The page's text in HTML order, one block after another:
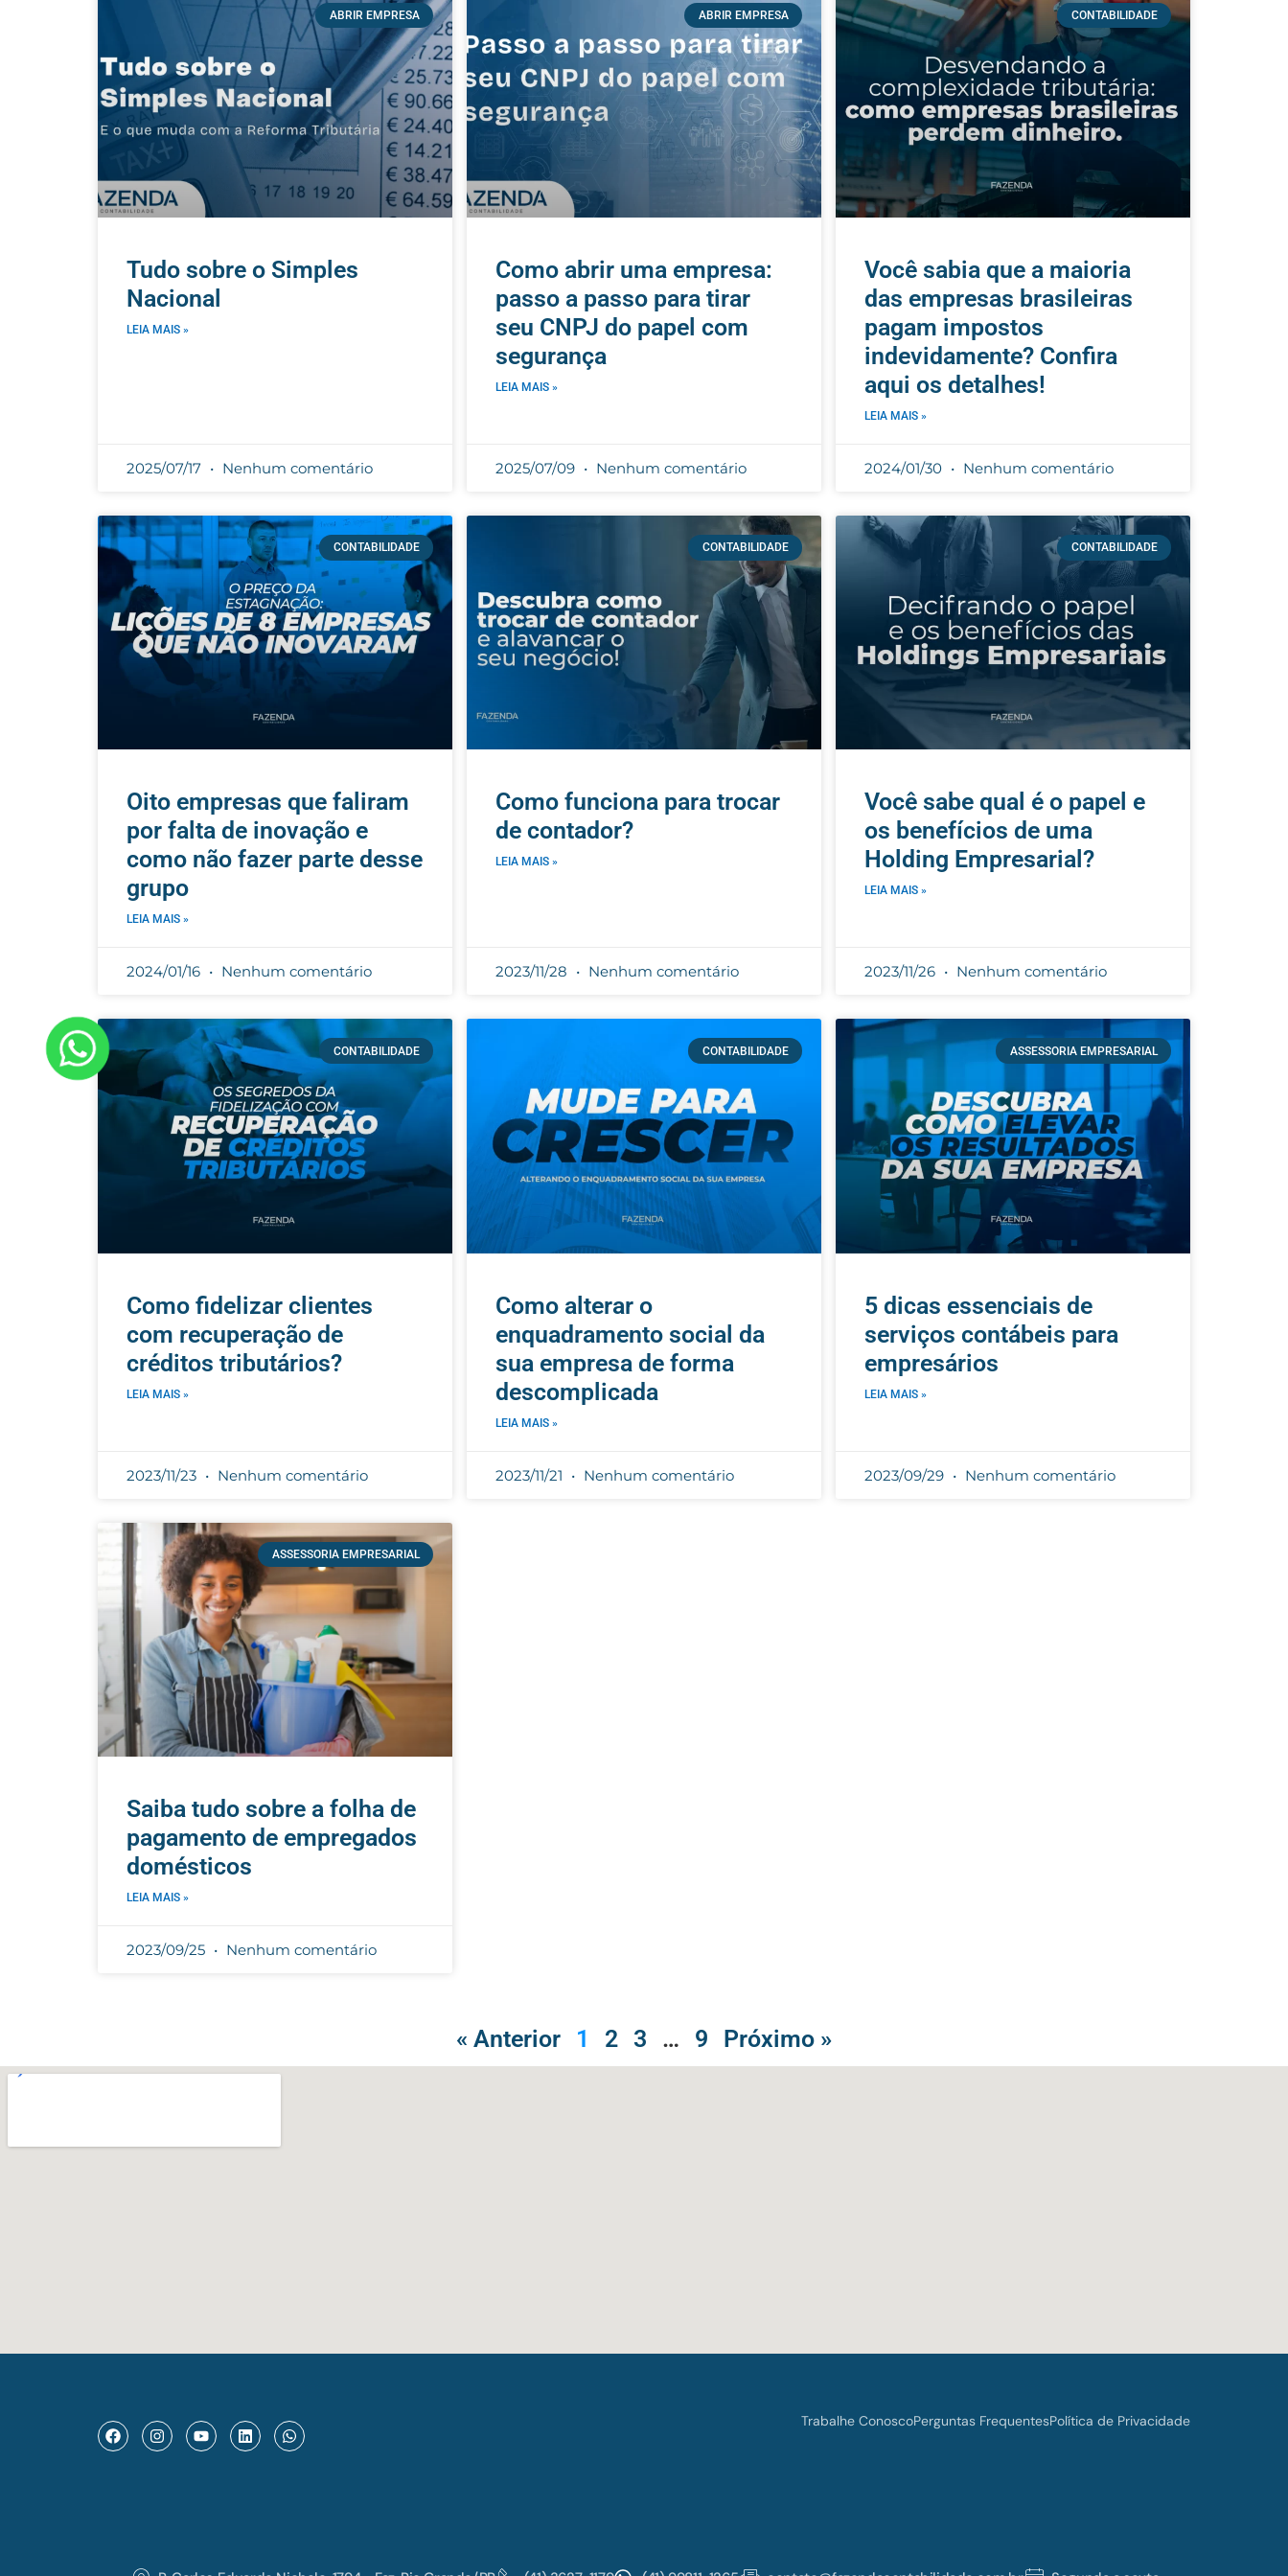
ABRIR EMPRESA
Tudo sobre o Simples
Nacional
LEIA MAIS »
2025/07/17 Nenhum comentário
ABRIR EMPRESA
Como abrir uma empresa:
passo a passo para tirar
seu CNPJ do papel com
segurança
LEIA MAIS »
2025/07/09 Nenhum comentário
CONTABILIDADE
Você sabia que a maioria
das empresas brasileiras
pagam impostos
indevidamente? Confira
aqui os detalhes!
LEIA MAIS »
2024/01/30 Nenhum comentário
CONTABILIDADE
Oito empresas que faliram
por falta de inovação e
como não fazer parte desse
grupo
LEIA MAIS »
2024/01/16 Nenhum comentário
CONTABILIDADE
Como funciona para trocar
de contador?
LEIA MAIS »
2023/11/28 Nenhum comentário
CONTABILIDADE
Você sabe qual é o papel e
os benefícios de uma
Holding Empresarial?
LEIA MAIS »
2023/11/26 Nenhum comentário
CONTABILIDADE
Como fidelizar clientes
com recuperação de
créditos tributários?
LEIA MAIS »
2023/11/23 Nenhum comentário
CONTABILIDADE
Como alterar o
enquadramento social da
sua empresa de forma
descomplicada
LEIA MAIS »
2023/11/21 Nenhum comentário
ASSESSORIA EMPRESARIAL
5 dicas essenciais de
serviços contábeis para
empresários
LEIA MAIS »
2023/09/29 Nenhum comentário
ASSESSORIA EMPRESARIAL
Saiba tudo sobre a folha de
pagamento de empregados
domésticos
LEIA MAIS »
2023/09/25 Nenhum comentário
« Anterior 1 2 3 … 9 Próximo »
Trabalhe ConoscoPerguntas FrequentesPolítica de Privacidade